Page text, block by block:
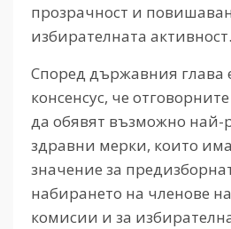
прозрачност и
избирателната активност.
Според държавния глава
консенсус, че
да обявят възможно най-
здравни мерки, които
значение за
набирането на членове
комисии и за